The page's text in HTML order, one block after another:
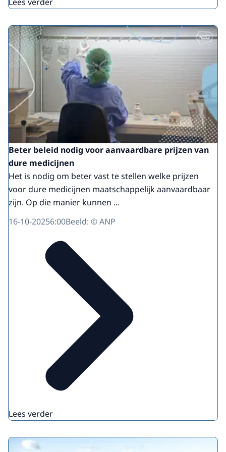
Beter beleid nodig voor aanvaardbare prijzen van
dure medicijnen
Het is nodig om beter vast te stellen welke prijzen
voor dure medicijnen maatschappelijk aanvaardbaar
zijn. Op die manier kunnen ...
16-10-20256:00Beeld: © ANP
Lees verder